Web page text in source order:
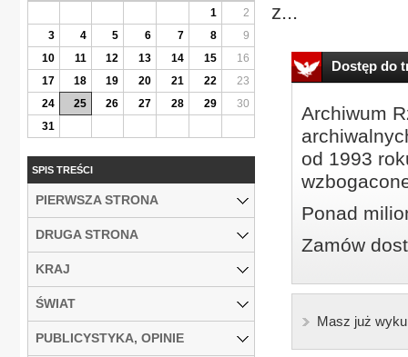
z...
Dostęp do
Archiwum
od 1993
Ponad
Zamów
Masz już
1
2
3
4 5 6 7 8
9
10
11 12 13 14 15
16
17
18 19 20 21 22
23
24
25 26 27 28 29
30
31
SPIS TREŚCI
PIERWSZA STRONA
DRUGA STRONA
KRAJ
ŚWIAT
PUBLICYSTYKA, OPINIE